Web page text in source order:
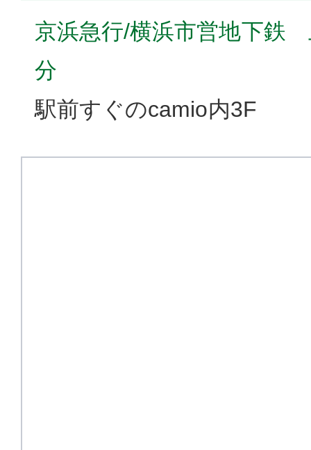
京浜急行/横浜市営地下
分
駅前すぐのcamio内3F